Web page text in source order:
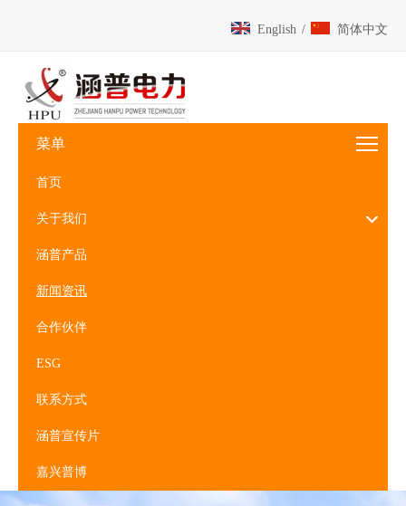
English / 简体中文
菜单
首页
关于我们
涵普产品
新闻资讯
合作伙伴
ESG
联系方式
涵普宣传片
嘉兴普博